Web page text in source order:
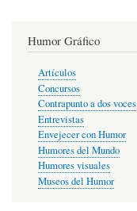
Humor Gráfico
Artículos
Concursos
Contrapunto a dos voces
Entrevistas
Envejecer con Humor
Humores del Mundo
Humores visuales
Museos del Humor